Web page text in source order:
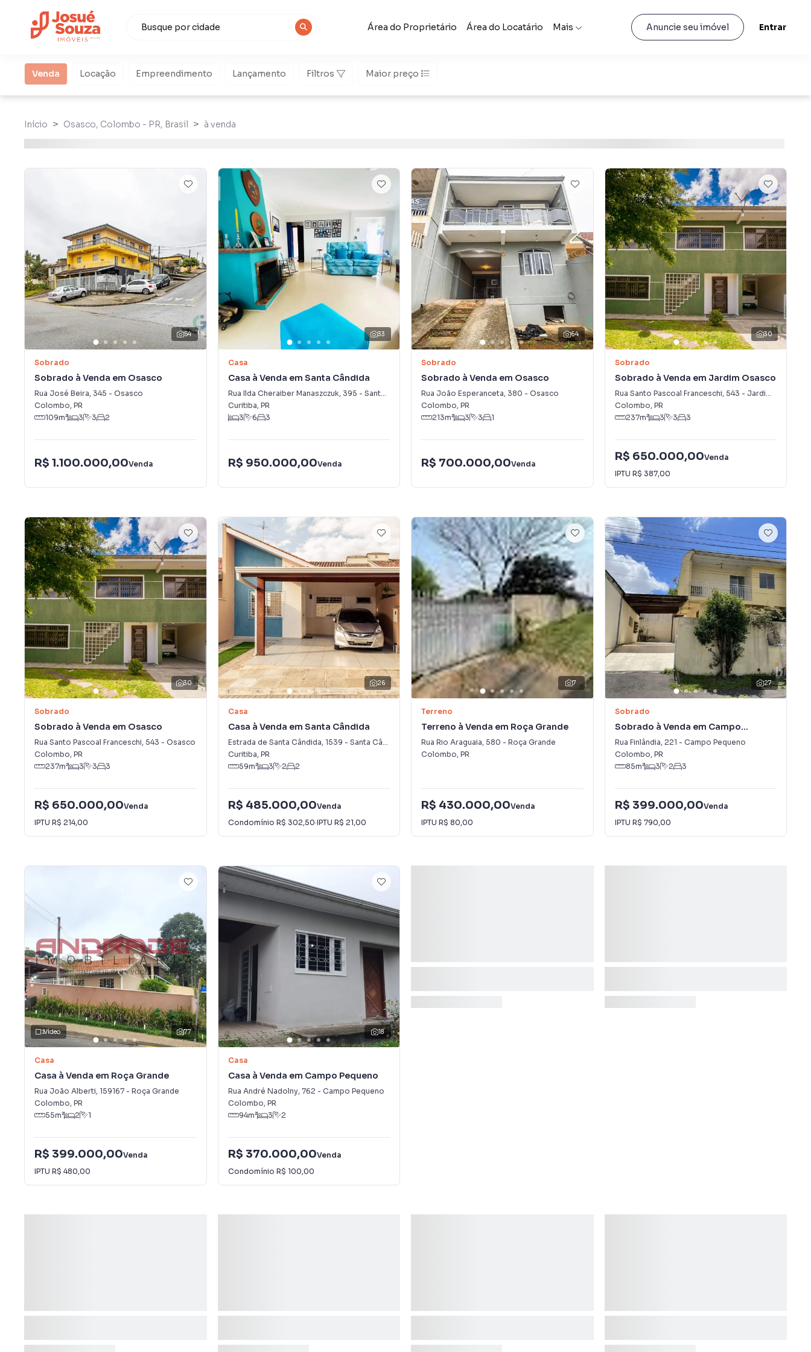
Área do Proprietário Área do Locatário Mais Anuncie seu imóvel Entrar
Venda Locação Empreendimento Lançamento Filtros Maior preço
Início Osasco, Colombo - PR, Brasil à venda
54
Sobrado
Sobrado à Venda em Osasco
Rua José Beira, 345 - Osasco
Colombo, PR
109m² 3 3 2
R$ 1.100.000,00Venda
33
Casa
Casa à Venda em Santa Cândida
Rua Ilda Cheraiber Manaszczuk, 395 - Santa Cândida
Curitiba, PR
3
6 3
R$ 950.000,00Venda
64
Sobrado
Sobrado à Venda em Osasco
Rua João Esperanceta, 380 - Osasco
Colombo, PR
213m² 3 3 1
R$ 700.000,00Venda
30
Sobrado
Sobrado à Venda em Jardim Osasco
Rua Santo Pascoal Franceschi, 543 - Jardim Osasco
Colombo, PR
237m² 3 3 3
R$ 650.000,00Venda
IPTU R$ 387,00
30
Sobrado
Sobrado à Venda em Osasco
Rua Santo Pascoal Franceschi, 543 - Osasco
Colombo, PR
237m² 3 3 3
R$ 650.000,00Venda
IPTU R$ 214,00
26
Casa
Casa à Venda em Santa Cândida
Estrada de Santa Cândida, 1539 - Santa Cândida
Curitiba, PR
59m² 3 2 2
R$ 485.000,00Venda
Condomínio R$ 302,50·IPTU R$ 21,00
7
Terreno
Terreno à Venda em Roça Grande
Rua Rio Araguaia, 580 - Roça Grande
Colombo, PR
R$ 430.000,00Venda
IPTU R$ 80,00
27
Sobrado
Sobrado à Venda em Campo
Pequeno
Rua Finlândia, 221 - Campo Pequeno
Colombo, PR
85m² 3 2 3
R$ 399.000,00Venda
IPTU R$ 790,00
77
Vídeo
Casa
Casa à Venda em Roça Grande
Rua João Alberti, 159167 - Roça Grande
Colombo, PR
55m² 2 1
R$ 399.000,00Venda
IPTU R$ 480,00
18
Casa
Casa à Venda em Campo Pequeno
Rua André Nadolny, 762 - Campo Pequeno
Colombo, PR
94m² 3 2
R$ 370.000,00Venda
Condomínio R$ 100,00